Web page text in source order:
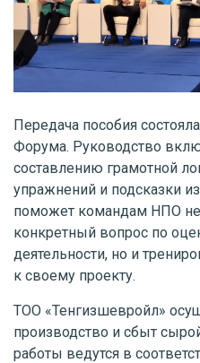
Передача пособия
Форума. Руководство
составлению грамотной
упражнений и подсказки
поможет командам НПО не
конкретный вопрос по
деятельности, но и
к своему проекту.
ТОО «Тенгизшевройл»
производство и сбыт
работы ведутся в